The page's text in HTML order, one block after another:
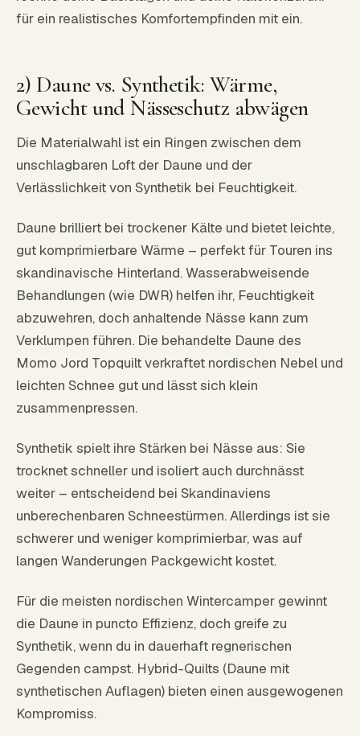
für ein realistisches Komfortempfinden mit ein.
2) Daune vs. Synthetik: Wärme,
Gewicht und Nässeschutz abwägen
Die Materialwahl ist ein Ringen zwischen dem
unschlagbaren Loft der Daune und der
Verlässlichkeit von Synthetik bei Feuchtigkeit.
Daune brilliert bei trockener Kälte und bietet leichte,
gut komprimierbare Wärme – perfekt für Touren ins
skandinavische Hinterland. Wasserabweisende
Behandlungen (wie DWR) helfen ihr, Feuchtigkeit
abzuwehren, doch anhaltende Nässe kann zum
Verklumpen führen. Die behandelte Daune des
Momo Jord Topquilt verkraftet nordischen Nebel und
leichten Schnee gut und lässt sich klein
zusammenpressen.
Synthetik spielt ihre Stärken bei Nässe aus: Sie
trocknet schneller und isoliert auch durchnässt
weiter – entscheidend bei Skandinaviens
unberechenbaren Schneestürmen. Allerdings ist sie
schwerer und weniger komprimierbar, was auf
langen Wanderungen Packgewicht kostet.
Für die meisten nordischen Wintercamper gewinnt
die Daune in puncto Effizienz, doch greife zu
Synthetik, wenn du in dauerhaft regnerischen
Gegenden campst. Hybrid-Quilts (Daune mit
synthetischen Auflagen) bieten einen ausgewogenen
Kompromiss.